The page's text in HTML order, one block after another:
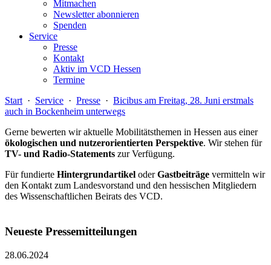
Mitmachen
Newsletter abonnieren
Spenden
Service
Presse
Kontakt
Aktiv im VCD Hessen
Termine
Start · Service · Presse · Bicibus am Freitag, 28. Juni erstmals
auch in Bockenheim unterwegs
Gerne bewerten wir aktuelle Mobilitätsthemen in Hessen aus einer
ökologischen und nutzerorientierten Perspektive. Wir stehen für
TV- und Radio-Statements zur Verfügung.
Für fundierte Hintergrundartikel oderGastbeiträge vermitteln wir
den Kontakt zum Landesvorstand und den hessischen Mitgliedern
des Wissenschaftlichen Beirats des VCD.
Neueste Pressemitteilungen
28.06.2024